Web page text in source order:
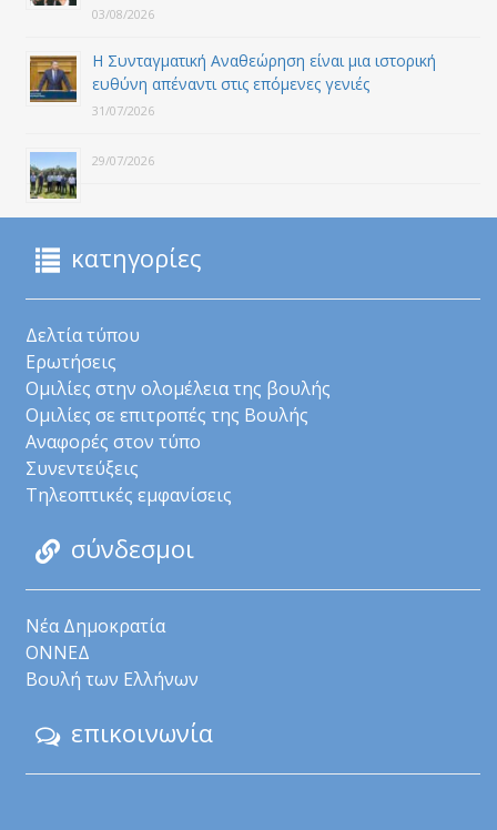
03/08/2026
Η Συνταγματική Αναθεώρηση είναι μια ιστορική
ευθύνη απέναντι στις επόμενες γενιές
31/07/2026
29/07/2026
κατηγορίες
Δελτία τύπου
Ερωτήσεις
Ομιλίες στην ολομέλεια της βουλής
Ομιλίες σε επιτροπές της Βουλής
Αναφορές στον τύπο
Συνεντεύξεις
Τηλεοπτικές εμφανίσεις
σύνδεσμοι
Νέα Δημοκρατία
ΟΝΝΕΔ
Βουλή των Ελλήνων
επικοινωνία